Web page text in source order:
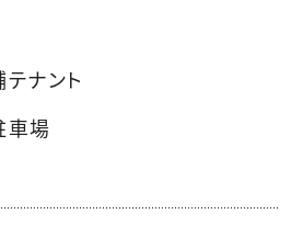
ナント
車場